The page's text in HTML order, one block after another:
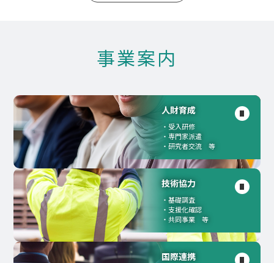
事業案内
人財育成
受入研修
専門家派遣
研究者交流 等
技術協力
基礎調査
支援化確認
共同事業 等
国際連携